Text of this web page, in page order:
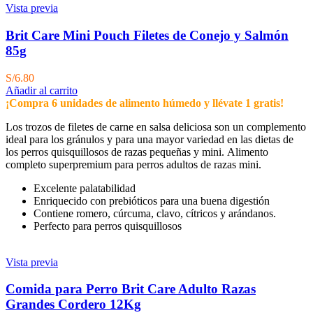
Vista previa
Brit Care Mini Pouch Filetes de Conejo y Salmón
85g
S/6.80
Añadir al carrito
¡Compra 6 unidades de alimento húmedo y llévate 1 gratis!
Los trozos de filetes de carne en salsa deliciosa son un complemento
ideal para los gránulos y para una mayor variedad en las dietas de
los perros quisquillosos de razas pequeñas y mini. Alimento
completo superpremium para perros adultos de razas mini.
Excelente palatabilidad
Enriquecido con prebióticos para una buena digestión
Contiene romero, cúrcuma, clavo, cítricos y arándanos.
Perfecto para perros quisquillosos
Vista previa
Comida para Perro Brit Care Adulto Razas
Grandes Cordero 12Kg